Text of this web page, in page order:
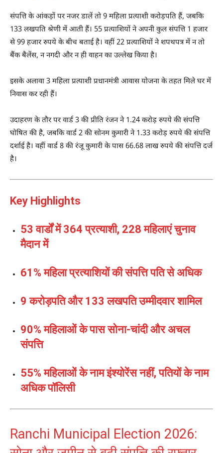
संपत्ति के आंकड़ों पर नजर डालें तो 9 महिला प्रत्याशी करोड़पति हैं, जबकि
133 लखपति श्रेणी में आती हैं। 55 प्रत्याशियों ने अपनी कुल संपत्ति 1 हजार
से 99 हजार रुपये के बीच बताई है। वहीं 22 प्रत्याशियों ने शपथपत्र में न तो
बैंक बैलेंस, न नगदी और न ही वाहन का उल्लेख किया है।
इसके अलावा 3 महिला प्रत्याशी प्रधानमंत्री आवास योजना के तहत मिले घर में
निवास कर रही हैं।
उदाहरण के तौर पर वार्ड 3 की प्रीति रंजन ने 1.24 करोड़ रुपये की संपत्ति
घोषित की है, जबकि वार्ड 2 की सोनम कुमारी ने 1.33 करोड़ रुपये की संपत्ति
दर्शाई है। वहीं वार्ड 8 की रंजू कुमारी के पास 66.68 लाख रुपये की संपत्ति दर्ज
है।
Key Highlights
53 वार्डों में 364 प्रत्याशी, 228 महिलाएं चुनाव
मैदान में
61% महिला प्रत्याशियों की संपत्ति पति से अधिक
9 करोड़पति और 133 लखपति उम्मीदवार शामिल
90% महिलाओं के पास सोना-चांदी और अचल
संपत्ति
55% महिलाओं के नाम इंश्योरेंस नहीं, पतियों के नाम
अधिक पॉलिसी
Ranchi Municipal Election 2026: